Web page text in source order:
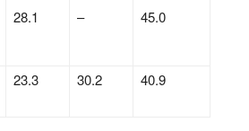
28.1 – 45.0
23.3 30.2 40.9